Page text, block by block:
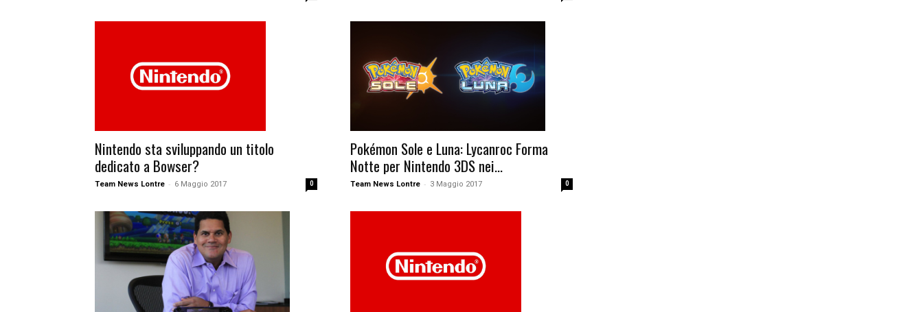
Nintendo sta sviluppando un titolo
dedicato a Bowser?
Team News Lontre - 6 Maggio 2017 0
Pokémon Sole e Luna: Lycanroc Forma
Notte per Nintendo 3DS nei...
Team News Lontre - 3 Maggio 2017 0